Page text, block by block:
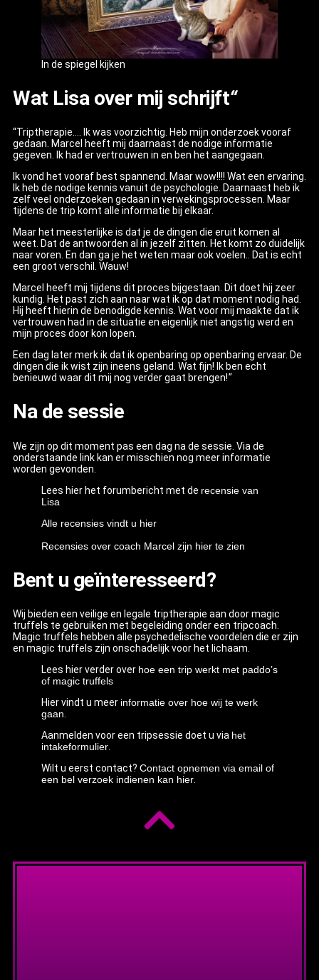
In de spiegel kijken
Wat Lisa over mij schrijft“
“Triptherapie…. Ik was voorzichtig. Heb mijn onderzoek vooraf
gedaan. Marcel heeft mij daarnaast de nodige informatie
gegeven. Ik had er vertrouwen in en ben het aangegaan.
Ik vond het vooraf best spannend. Maar wow!!!! Wat een ervaring.
Ik heb de nodige kennis vanuit de psychologie. Daarnaast heb ik
zelf veel onderzoeken gedaan in verwekingsprocessen. Maar
tijdens de trip komt alle informatie bij elkaar.
Maar het meesterlijke is dat je de dingen die eruit komen al
weet. Dat de antwoorden al in jezelf zitten. Het komt zo duidelijk
naar voren. En dan ga je het weten maar ook voelen.. Dat is echt
een groot verschil. Wauw!
Marcel heeft mij tijdens dit proces bijgestaan. Dit doet hij zeer
kundig. Het past zich aan naar wat ik op dat moment nodig had.
Hij heeft hierin de benodigde kennis. Wat voor mij maakte dat ik
vertrouwen had in de situatie en eigenlijk niet angstig werd en
mijn proces door kon lopen.
Een dag later merk ik dat ik openbaring op openbaring ervaar. De
dingen die ik wist zijn ineens geland. Wat fijn! Ik ben echt
benieuwd waar dit mij nog verder gaat brengen!“
Na de sessie
We zijn op dit moment pas een dag na de sessie. Via de
onderstaande link kan er misschien nog meer informatie
worden gevonden.
Lees hier het forumbericht met de recensie van
Lisa
Alle recensies vindt u hier
Recensies over coach Marcel zijn hier te zien
Bent u geïnteresseerd?
Wij bieden een veilige en legale triptherapie aan door magic
truffels te gebruiken met begeleiding onder een tripcoach.
Magic truffels hebben alle psychedelische voordelen die er zijn
en magic truffels zijn onschadelijk voor het lichaam.
Lees hier verder over hoe een trip werkt met paddo’s
of magic truffels
Hier vindt u meer informatie over hoe wij te werk
gaan
Aanmelden voor een tripsessie doet u via het
intakeformulier
Wilt u eerst contact? Contact opnemen via email of
een bel verzoek indienen kan hier